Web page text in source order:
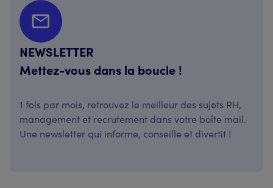
NEWSLETTER
Mettez-vous dans la boucle !
1 fois par mois, retrouvez le meilleur des sujets RH,
management et recrutement dans votre boîte mail.
Une newsletter qui informe, conseille et divertit !